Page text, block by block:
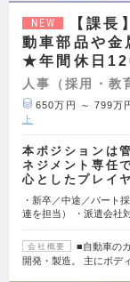
NEW
【課
動車部品や金
★年間休日
人事（採用・教
650万円 ～ 799万
上
本ポジションは
ネジメント専任
心としたプレイ
・新卒／中途／パート
連を担当） ・派遣会社
会社概要
■自動車の
開発・製造。 主にボデ